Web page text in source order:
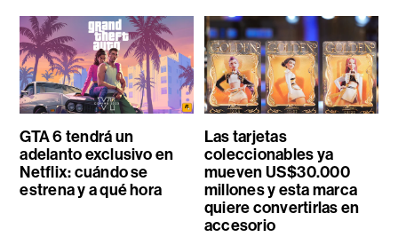
GTA 6 tendrá un
adelanto exclusivo en
Netflix: cuándo se
estrena y a qué hora
Las tarjetas
coleccionables ya
mueven US$30.000
millones y esta marca
quiere convertirlas en
accesorio